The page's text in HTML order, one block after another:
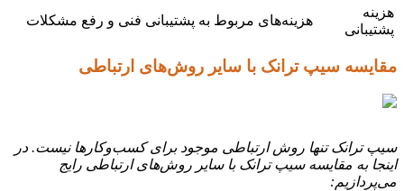
هزینه
پشتیبانی
هزینه‌های مربوط به پشتیبانی فنی و رفع مشکلات
مقایسه سیپ ترانک با سایر روش‌های ارتباطی
سیپ ترانک تنها روش ارتباطی موجود برای کسب‌وکارها نیست. در
اینجا به مقایسه سیپ ترانک با سایر روش‌های ارتباطی رایج
می‌پردازیم: